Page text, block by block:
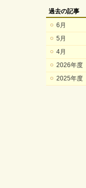
過去の記事
6月
5月
4月
2026年度
2025年度